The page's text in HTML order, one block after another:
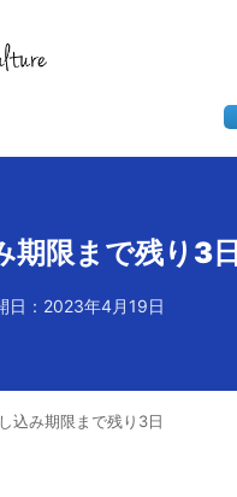
期限まで残り3日
日：2023年4月19日
込み期限まで残り3日